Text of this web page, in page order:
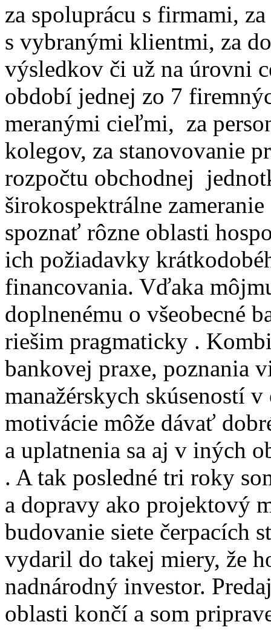
za spoluprácu s firmami,
s vybranými klientmi, za
výsledkov či už na úrovni
období jednej zo 7
meranými cieľmi, za
kolegov, za stanovovanie
rozpočtu obchodnej
širokospektrálne
spoznať rôzne oblasti
ich požiadavky
financovania. Vďaka
doplnenému o všeobecné
riešim pragmaticky .
bankovej praxe, poznania
manažérskych skúseností
motivácie môže dávať
a uplatnenia sa aj v iných
. A tak posledné tri roky
a dopravy ako projektový
budovanie siete čerpacích
vydaril do takej miery, že
nadnárodný investor.
oblasti končí a som